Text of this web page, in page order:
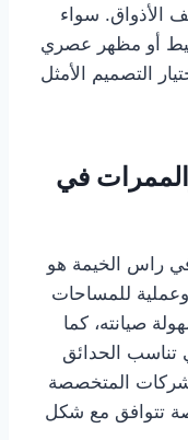
الأذواق. سواء
أو مظهر عصري
التصميم الأمثل
في
راس الخيمة هو
وعملية للمساحات
صيانته، كما
تناسب الحدائق
المتخصصة
تتوافق مع شكل